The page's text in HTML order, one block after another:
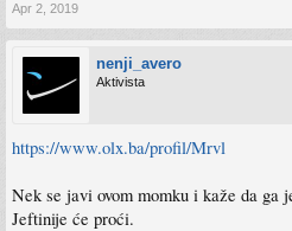
Apr 2, 2019
nenji_avero
Aktivista
https://www.olx.ba/profil/Mrvl
Nek se javi ovom momku i kaže da ga
Jeftinije će proći.